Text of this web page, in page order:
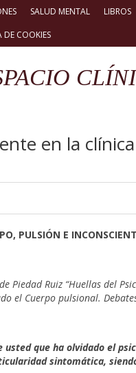
SALUD MENTAL LIBROS
DE COOKIES
en la
PULSIÓN E
Piedad Ruiz “Huellas del
el Cuerpo pulsional.
que ha olvidado el
sintomática,